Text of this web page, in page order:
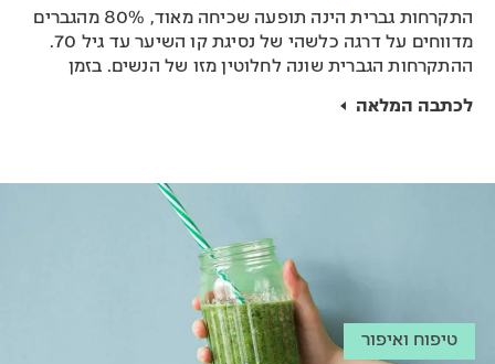
התקרחות גברית הינה תופעה שכיחה מאוד, 80% מהגברים
מדווחים על דרגה כלשהי של נסיגת קו השיער עד גיל 70.
ההתקרחות הגברית שונה לחלוטין מזו של הנשים. בזמן
הורמונליות ואורח החיים המודרני שכולל תזונה לקויה, עיצוב
נטייה גנטית.
לכתבה המלאה
טיפוח ואיפור